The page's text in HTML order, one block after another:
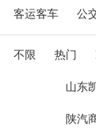
客运客车 公
不限 热门
山东
陕汽